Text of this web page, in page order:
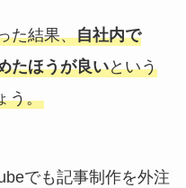
た結果、自社内で
たほうが良いという
う。
でも記事制作を外注